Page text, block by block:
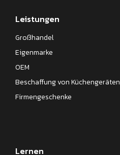
Leistungen
Großhandel
Eigenmarke
OEM
Beschaffung von Küchengeräten
Firmengeschenke
Lernen